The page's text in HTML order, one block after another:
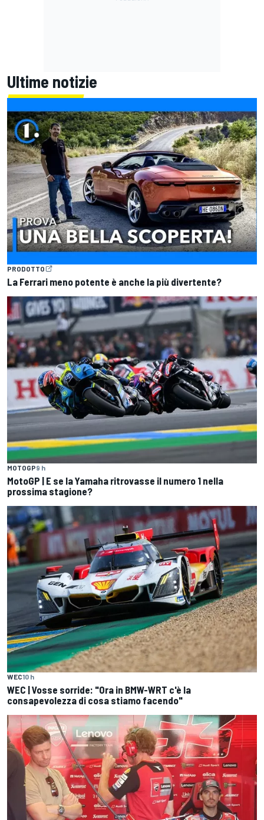
Ultime notizie
PRODOTTO
La Ferrari meno potente è anche la più divertente?
MOTOGP9 h
MotoGP | E se la Yamaha ritrovasse il numero 1 nella
prossima stagione?
WEC10 h
WEC | Vosse sorride: "Ora in BMW-WRT c'è la
consapevolezza di cosa stiamo facendo"